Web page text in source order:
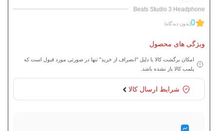
Beats Studio 3 Headphone
0(بدون دیدگاه)
ویژگی های محصول
امکان برگشت کالا با دلیل "انصراف از خرید" تنها در صورتی مورد قبول است که
پلمب کالا باز نشده باشد.
شرایط ارسال کالا